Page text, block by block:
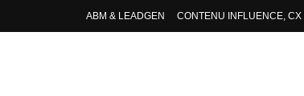
ABM & LEADGEN CONTENU INFLUENCE, CX